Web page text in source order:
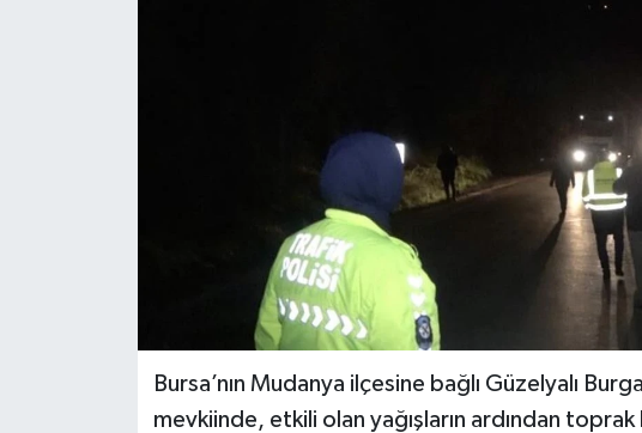
Bursa’nın Mudanya ilçesine bağlı Güzelyalı
mevkiinde, etkili olan yağışların ardından